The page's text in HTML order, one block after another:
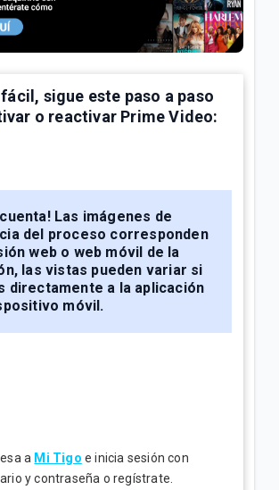
disponible en nuestro flujo digital
Móvil
fácil, sigue este paso a paso
o reactivar Prime Video:
Las imágenes de
del proceso corresponden
web o web móvil de la
las vistas pueden variar si
directamente a la aplicación
móvil.
a Mi Tigo e inicia sesión con
y contraseña o regístrate.